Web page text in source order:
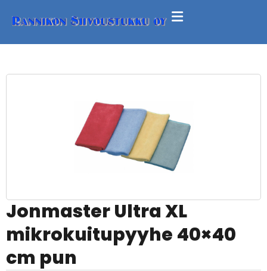
Jonmaster Ultra XL
mikrokuitupyyhe 40×40
cm pun